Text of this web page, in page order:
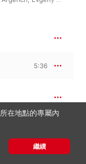
5:36
在地點的專屬內
繼續